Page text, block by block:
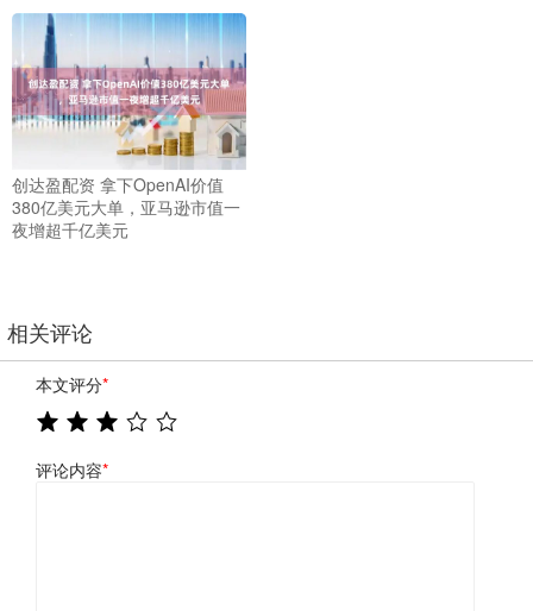
创达盈配资 拿下OpenAI价值
380亿美元大单，亚马逊市值一
夜增超千亿美元
相关评论
本文评分*
评论内容*